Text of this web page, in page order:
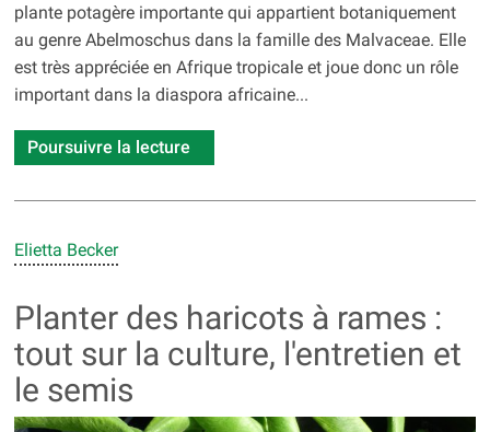
plante potagère importante qui appartient botaniquement
au genre Abelmoschus dans la famille des Malvaceae. Elle
est très appréciée en Afrique tropicale et joue donc un rôle
important dans la diaspora africaine...
Poursuivre la lecture
Elietta Becker
Planter des haricots à rames :
tout sur la culture, l'entretien et
le semis